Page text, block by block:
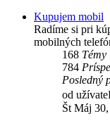
Kupujem mobil
Radíme si pri
mobilných
168 Témy
784
Posledný
od
Št Máj